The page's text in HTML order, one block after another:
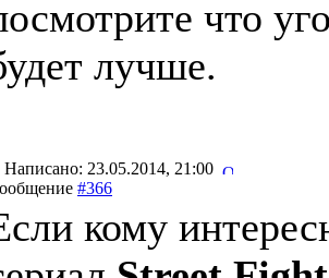
что
лучше.
Написано: 23.05.2014, 21:00
#366
кому